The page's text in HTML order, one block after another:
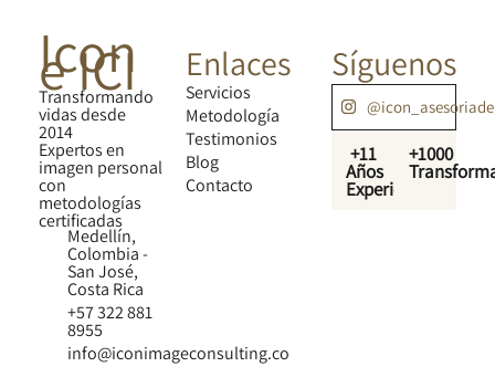
Icon
e ICI
Transformando
vidas desde
2014
Expertos en
imagen personal
con
metodologías
certificadas
Medellín,
Colombia -
San José,
Costa Rica
+57 322 881
8955
info@iconimageconsulting.co
Enlaces
Servicios
Metodología
Testimonios
Blog
Contacto
Síguenos
+11
Años
Experiencia
+1000